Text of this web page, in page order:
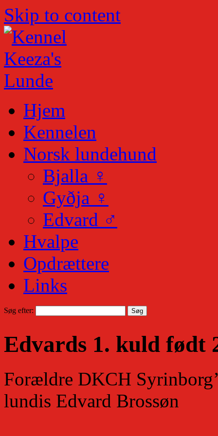
Skip to content
Hjem
Kennelen
Norsk lundehund
Bjalla ♀
Gyðja ♀
Edvard ♂
Hvalpe
Opdrættere
Links
Søg efter:
Edvards 1. kuld født
Forældre DKCH
lundis Edvard Brossøn